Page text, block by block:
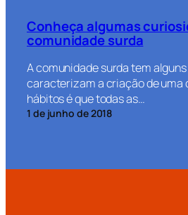
Conheça algumas
comunidade surda
A comunidade surda tem
caracterizam a criação de uma
hábitos é que todas as…
1 de junho de 2018